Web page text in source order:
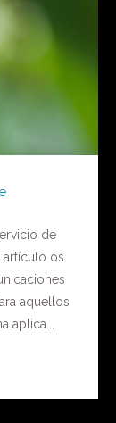
de
os
aquellos
aplica...